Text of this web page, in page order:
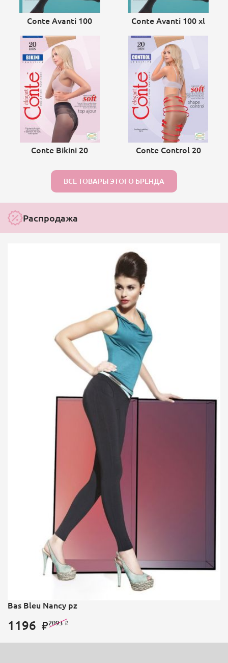
Conte Avanti 100 Conte Avanti 100 xl
Conte Bikini 20 Conte Control 20
ВСЕ ТОВАРЫ ЭТОГО БРЕНДА
Распродажа
Bas Bleu Nancy pz
1196 2093